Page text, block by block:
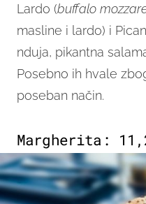
Lardo (buffalo
masline i lardo) i
nduja, pikantna
Posebno ih hvale
poseban način.
Margherita: